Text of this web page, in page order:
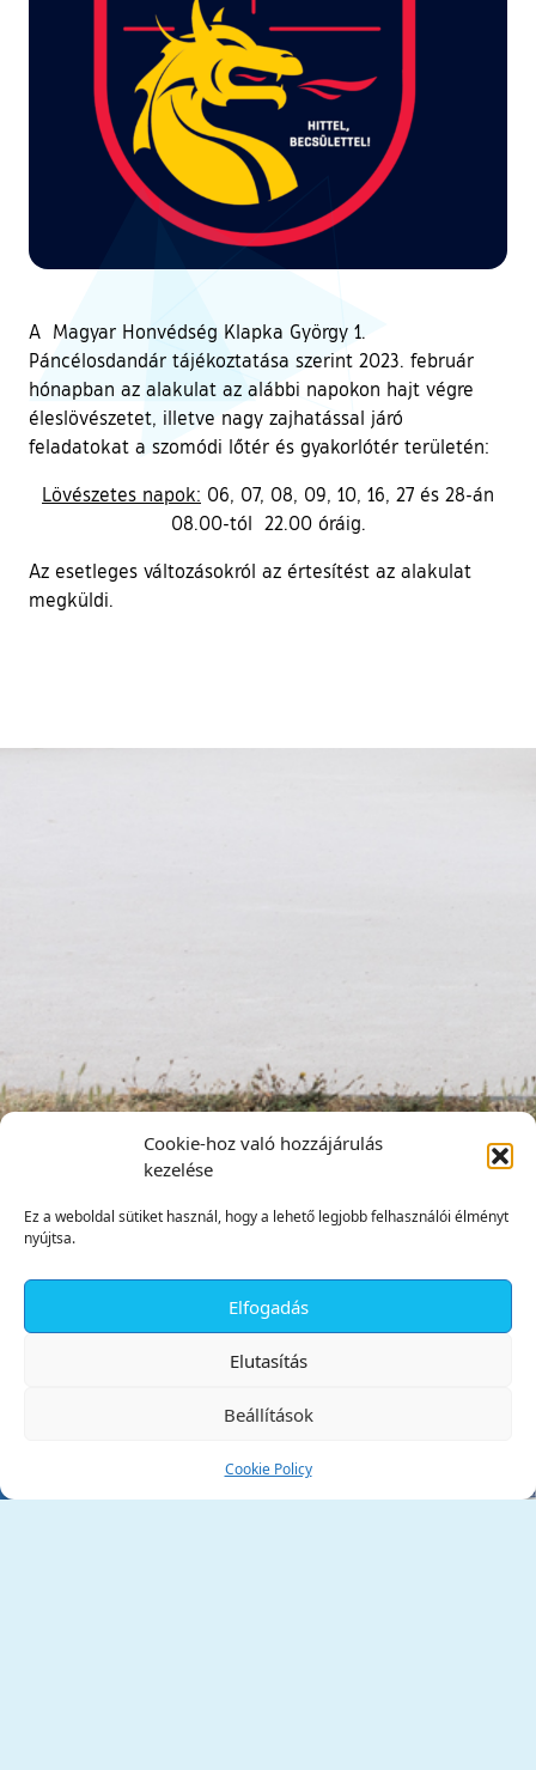
Cookie-hoz való hozzájárulás
kezelése
Ez a weboldal sütiket használ, hogy a lehető legjobb felhasználói élményt
nyújtsa.
Elfogadás
Elutasítás
Beállítások
Cookie Policy
A Magyar Honvédség Klapka György 1.
Páncélosdandár tájékoztatása szerint 2023. február
hónapban az alakulat az alábbi napokon hajt végre
éleslövészetet, illetve nagy zajhatással járó
feladatokat a szomódi lőtér és gyakorlótér területén:
Lövészetes napok: 06, 07, 08, 09, 10, 16, 27 és 28-án
08.00-tól 22.00 óráig.
Az esetleges változásokról az értesítést az alakulat
megküldi.
Tata Város Önkormányzata
✕